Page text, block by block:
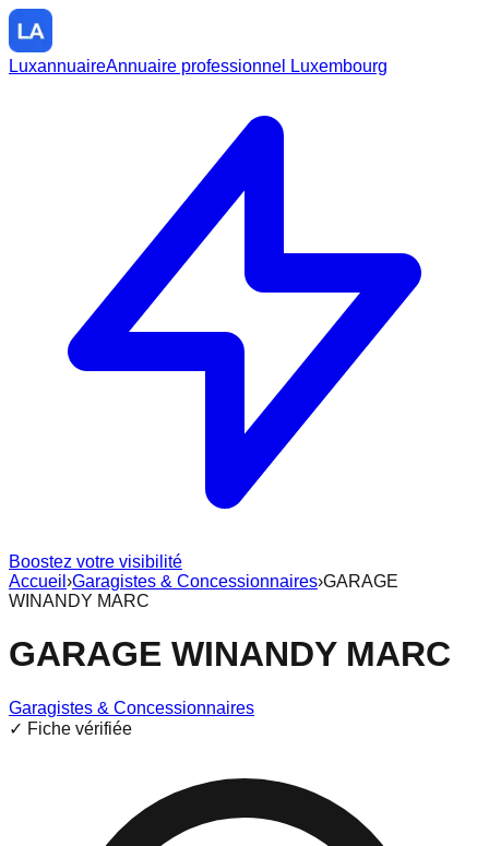
LuxannuaireAnnuaire professionnel Luxembourg
Boostez votre visibilité
Accueil ›Garagistes & Concessionnaires›GARAGE
WINANDY MARC
GARAGE WINANDY MARC
Garagistes & Concessionnaires
✓ Fiche vérifiée